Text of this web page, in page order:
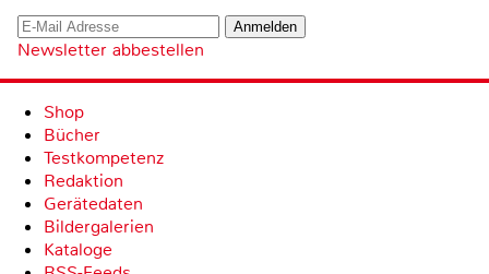
Newsletter abbestellen
Shop
Bücher
Testkompetenz
Redaktion
Gerätedaten
Bildergalerien
Kataloge